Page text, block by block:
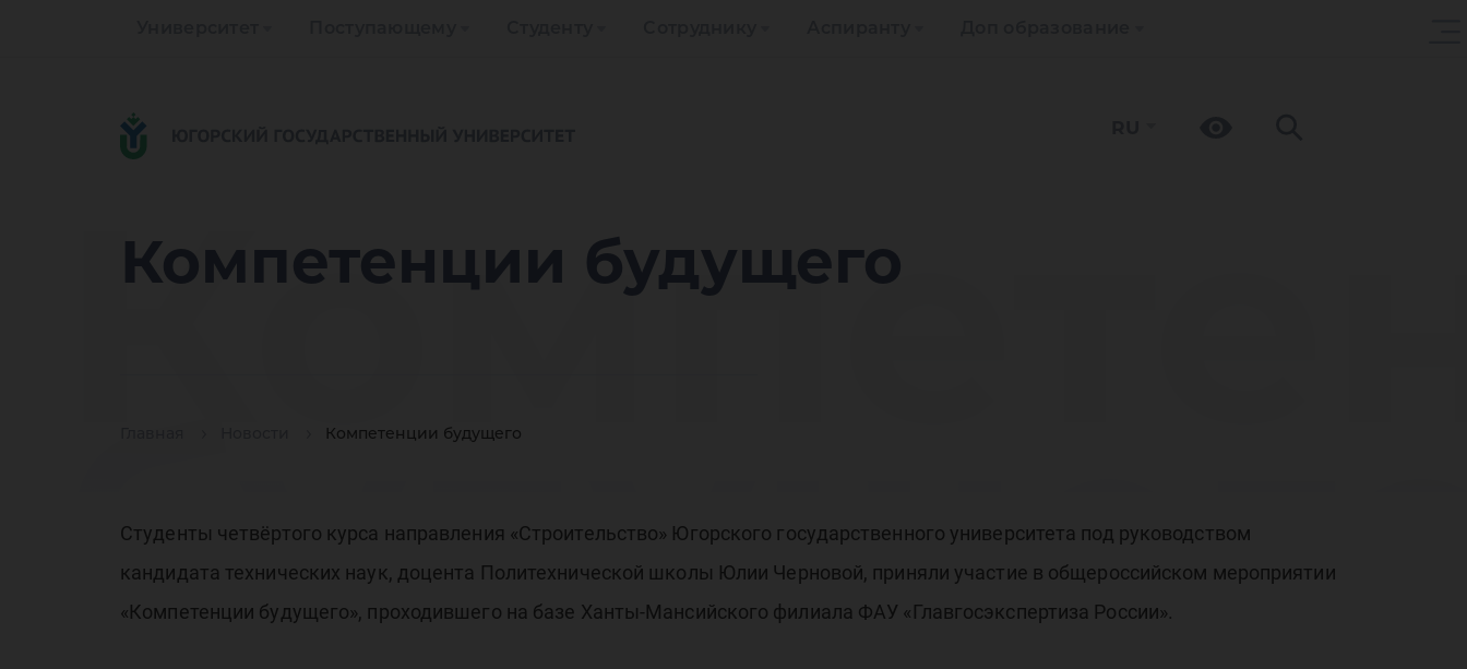
Компетенции будущего
Компетенции будущего
Студенты четвёртого курса направления «Строительство» Югорского государственного университета под руководством
кандидата технических наук, доцента Политехнической школы Юлии Черновой, приняли участие в общероссийском мероприятии
«Компетенции будущего», проходившего на базе Ханты-Мансийского филиала ФАУ «Главгосэкспертиза России».